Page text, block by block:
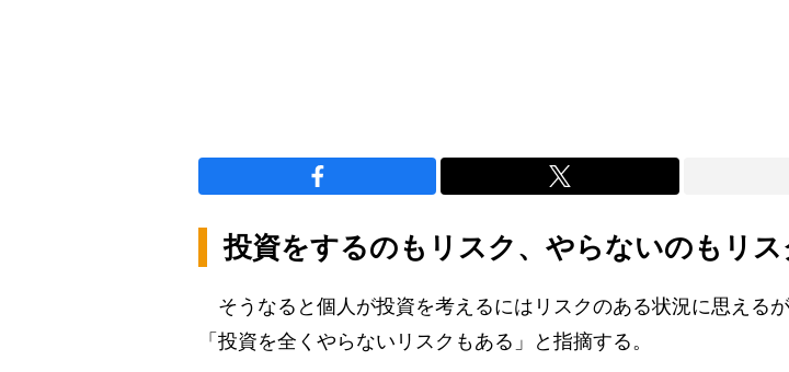
投資をするのもリスク、やらないのもリス
そうなると個人が投資を考えるにはリスクのある状況に思える
「投資を全くやらないリスクもある」と指摘する。